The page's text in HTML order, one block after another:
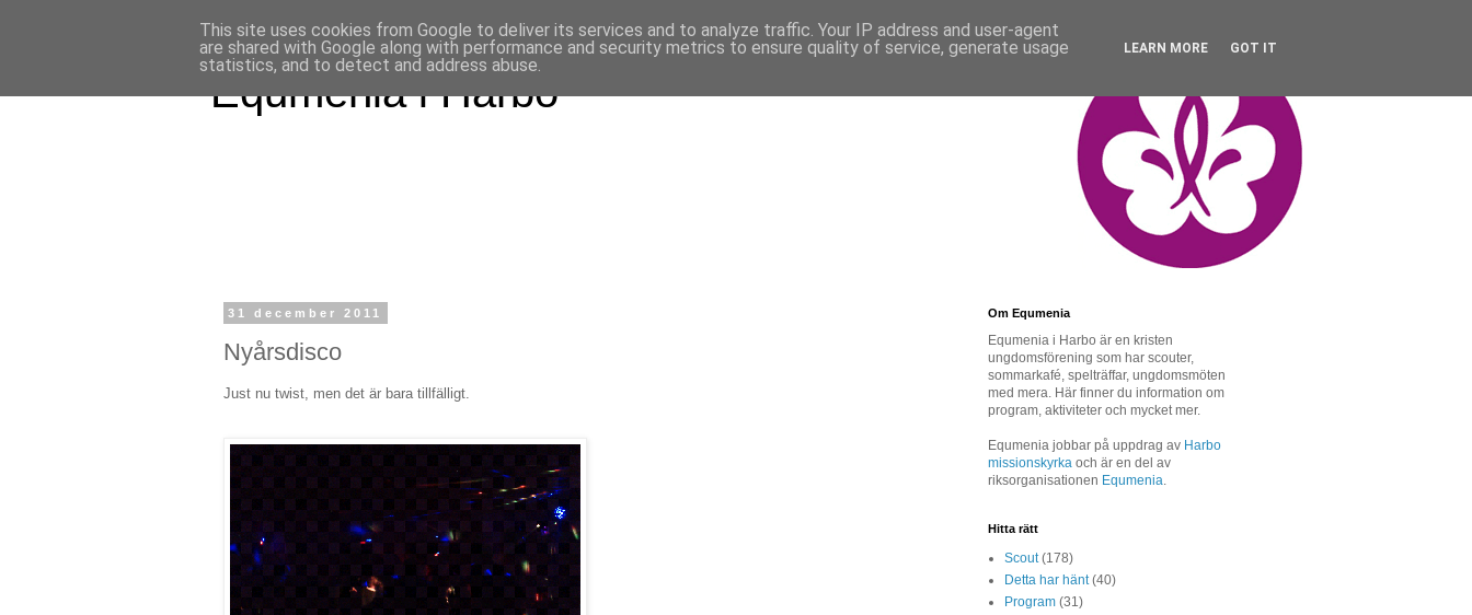
Equmenia i Harbo
31 december 2011
Nyårsdisco
Just nu twist, men det är bara tillfälligt.
Om Equmenia
Equmenia i Harbo är en kristen
ungdomsförening som har scouter,
sommarkafé, spelträffar, ungdomsmöten
med mera. Här finner du information om
program, aktiviteter och mycket mer.
Equmenia jobbar på uppdrag av Harbo
missionskyrka och är en del av
riksorganisationen Equmenia.
Hitta rätt
Scout (178)
Detta har hänt (40)
Program (31)
This site uses cookies from Google to deliver its services and to analyze traffic. Your IP address and user-agent
are shared with Google along with performance and security metrics to ensure quality of service, generate usage
statistics, and to detect and address abuse.
LEARN MORE GOT IT